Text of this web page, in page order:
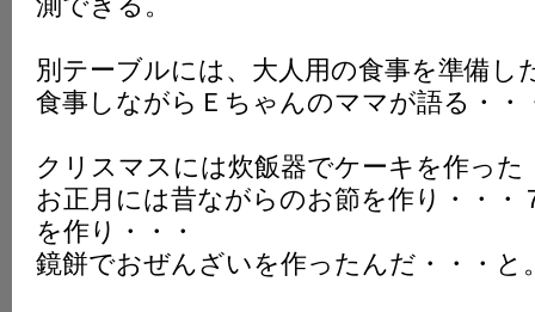
別テーブルには、大人用の食事を準備し
食事しながらＥちゃんのママが語る・・
クリスマスには炊飯器でケーキを作った
お正月には昔ながらのお節を作り・・・
を作り・・・
鏡餅でおぜんざいを作ったんだ・・・と